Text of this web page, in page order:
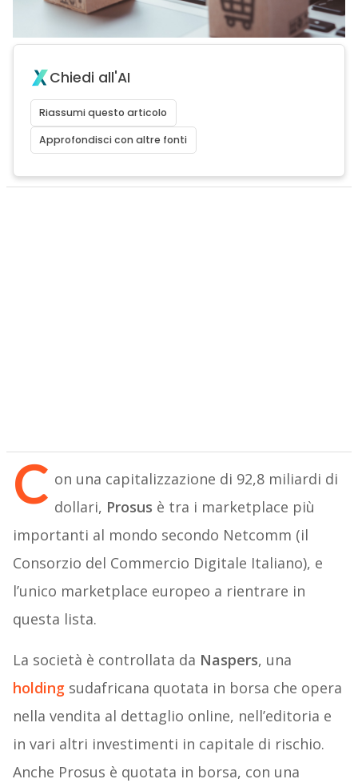
Chiedi all'AI
Riassumi questo articolo
Approfondisci con altre fonti
C on una capitalizzazione di 92,8 miliardi di
dollari, Prosus è tra i marketplace più
importanti al mondo secondo Netcomm (il
Consorzio del Commercio Digitale Italiano), e
l’unico marketplace europeo a rientrare in
questa lista.
La società è controllata da Naspers, una
holdingsudafricana quotata in borsa che opera
nella vendita al dettaglio online, nell’editoria e
in vari altri investimenti in capitale di rischio.
Anche Prosus è quotata in borsa, con una